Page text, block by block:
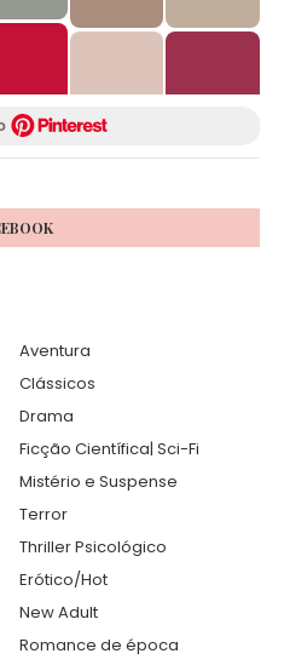
Aventura
Clássicos
Drama
Ficção Científica| Sci-Fi
Mistério e Suspense
Terror
Thriller Psicológico
Erótico/Hot
New Adult
Romance de época